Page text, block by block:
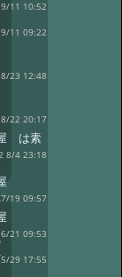
9/11 10:52
11 09:22
23 12:48
8/22 20:17
は素
8/4 23:18
7/19 09:57
6/21 09:53
5/29 17:55